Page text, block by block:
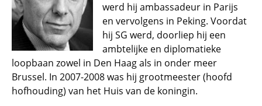
werd hij ambassadeur in Parijs
en vervolgens in Peking. Voordat
hij SG werd, doorliep hij een
ambtelijke en diplomatieke
loopbaan zowel in Den Haag als in onder meer
Brussel. In 2007-2008 was hij grootmeester (hoofd
hofhouding) van het Huis van de koningin.